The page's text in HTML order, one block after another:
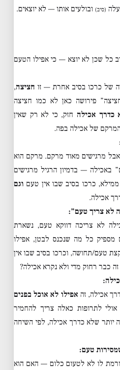
(סיב) ובולעים אותו — לא יוצאים.
כל שכן לא יוצא — כי אפילו הטעם
של כרכו בסיב אחרת — זו חציצה,
פירושה כאן לא כמו חציצה
כדרך אכילה חזק, כי לא רק שאין
של אכילה בפה.
מרגישים מאוד מרקם. מרקם הוא
באכילה — בדמיון הרגיל מרגישים
כרכו בסיב שבו אין טעם וגם
אכילה.
לא צריכה דווקא טעם, נשארת
מספיק כל מה שנכנס לבטן, אפילו
טעם/תחושה, וכרכו בסיב שבו אין
רחוק מדי ולא נקרא אכילה?
אכילה, זה אפילו לא אוכל בפנים
לתרופות כאלה צריך להחמיר
יותר שלא כדרך אכילה, לפי השיחה
לו לא לטעום כלום — האם הוא